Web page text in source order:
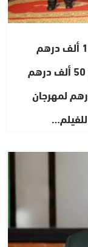
دعم المهرجانات السينمائية بالمغرب: 160 ألف درهم
لمهرجان فاس و80 ألف درهم لإيموزار و 50 ألف درهم
بتازة و30 ألف درهم لمهرجان